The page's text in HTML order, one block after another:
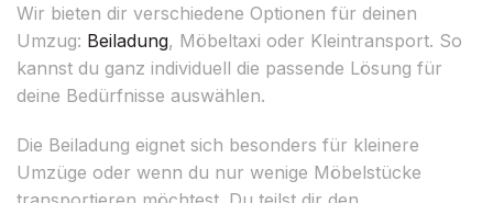
Wir bieten dir verschiedene Optionen für deinen
Umzug: Beiladung, Möbeltaxi oder Kleintransport. So
kannst du ganz individuell die passende Lösung für
deine Bedürfnisse auswählen.
Die Beiladung eignet sich besonders für kleinere
Umzüge oder wenn du nur wenige Möbelstücke